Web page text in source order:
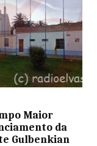
Maior
da
Gulbenkian